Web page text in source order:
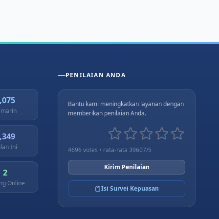
Ini
2
Online
PENILAIAN ANDA
Bantu kami meningkatkan layanan dengan
memberikan penilaian Anda.
4696 votes • rata-rata 39607/5
Kirim Penilaian
Isi Survei Kepuasan